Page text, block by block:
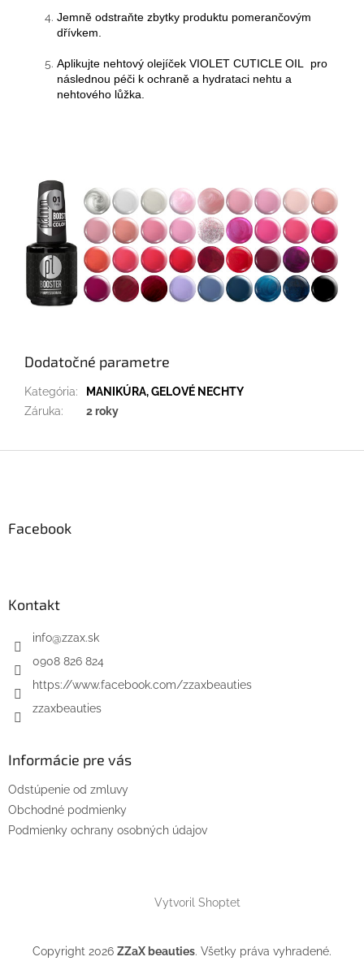
Jemně odstraňte zbytky produktu pomerančovým
dřívkem.
Aplikujte nehtový olejíček VIOLET CUTICLE OIL pro
následnou péči k ochraně a hydrataci nehtu a
nehtového lůžka.
Dodatočné parametre
Kategória:
MANIKÚRA, GELOVÉ NECHTY
Záruka: 2 roky
Facebook
Kontakt
info@zzax.sk
0908 826 824
https://www.facebook.com/zzaxbeauties
zzaxbeauties
Informácie pre vás
Odstúpenie od zmluvy
Obchodné podmienky
Podmienky ochrany osobných údajov
Vytvoril Shoptet
Copyright 2026 ZZaX beauties. Všetky práva vyhradené.